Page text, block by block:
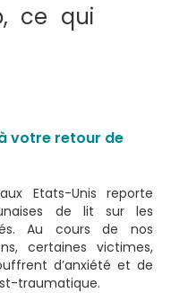
ce qui
votre retour de
Etats-Unis reporte
de lit sur les
Au cours de nos
certaines victimes,
d’anxiété et de
traumatique.